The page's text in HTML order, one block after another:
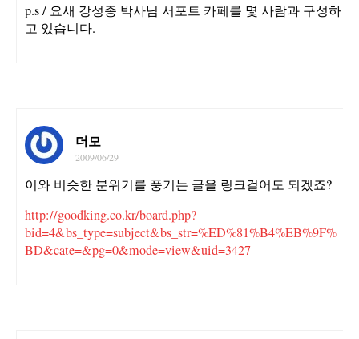
p.s / 요새 강성종 박사님 서포트 카페를 몇 사람과 구성하
고 있습니다.
더모
2009/06/29
이와 비슷한 분위기를 풍기는 글을 링크걸어도 되겠죠?
http://goodking.co.kr/board.php?
bid=4&bs_type=subject&bs_str=%ED%81%B4%EB%9F%
BD&cate=&pg=0&mode=view&uid=3427